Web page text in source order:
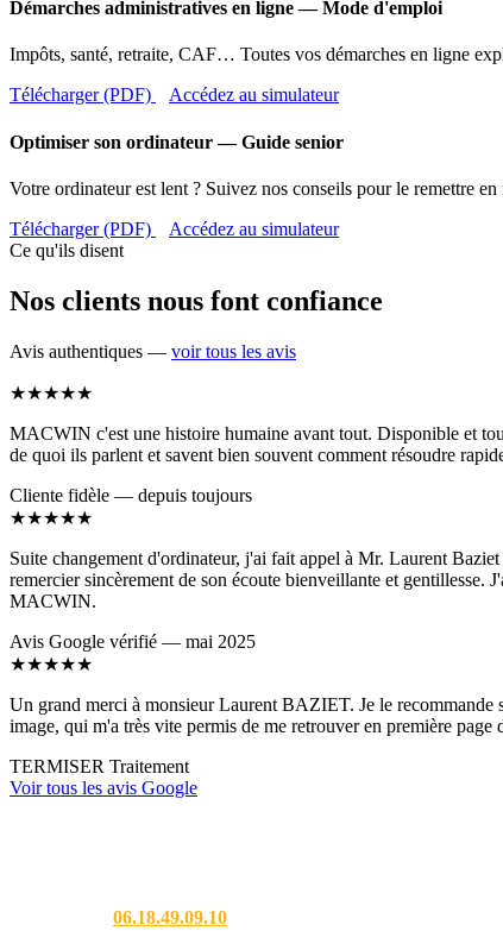
Démarches administratives en ligne — Mode d'emploi
Impôts, santé, retraite, CAF… Toutes vos démarches en ligne
Télécharger (PDF)
Accédez au simulateur
Optimiser son ordinateur — Guide senior
Votre ordinateur est lent ? Suivez nos conseils pour le remettre en
Télécharger (PDF)
Accédez au simulateur
Ce qu'ils disent
Nos clients nous font confiance
Avis authentiques — voir tous les avis
★★★★★
MACWIN c'est une histoire humaine avant tout. Disponible et
de quoi ils parlent et savent bien souvent comment résoudre
Cliente fidèle — depuis toujours
★★★★★
Suite changement d'ordinateur, j'ai fait appel à Mr. Laurent
remercier sincèrement de son écoute bienveillante et gentillesse.
MACWIN.
Avis Google vérifié — mai 2025
★★★★★
Un grand merci à monsieur Laurent BAZIET. Je le recommande
image, qui m'a très vite permis de me retrouver en première page
TERMISER Traitement
Voir tous les avis Google
06.18.49.09.10